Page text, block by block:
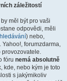
záležitostí
měl být pro vaši
odpovědi, měli
) nebo,
forumzdarma,
provozovatele.
fóru nemá absolutně
kde, nebo kým je toto
s jakýmikoliv